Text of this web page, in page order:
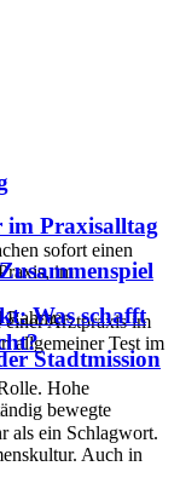
sofort einen
im
im Praxisalltag
Arztpraxis im
allgemeiner Test im
Rahmer
Was schafft
Hohe
bewegte
Stadtmission
als ein Schlagwort.
Auch in